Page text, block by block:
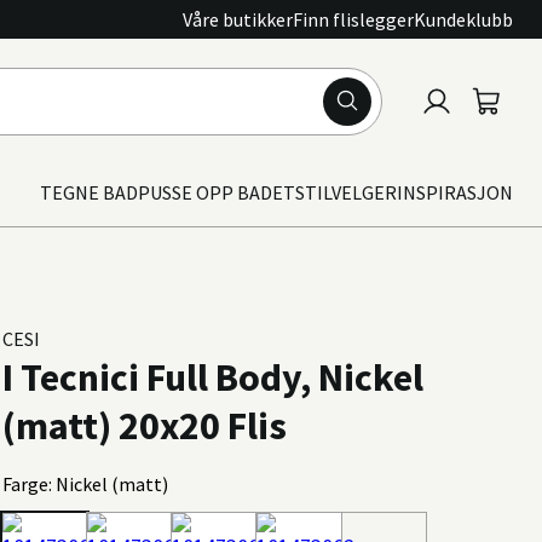
Våre butikkerFinn flisleggerKundeklubb
TEGNE BADPUSSE OPP BADETSTILVELGERINSPIRASJON
CESI
I Tecnici Full Body, Nickel
(matt) 20x20 Flis
Farge: Nickel (matt)